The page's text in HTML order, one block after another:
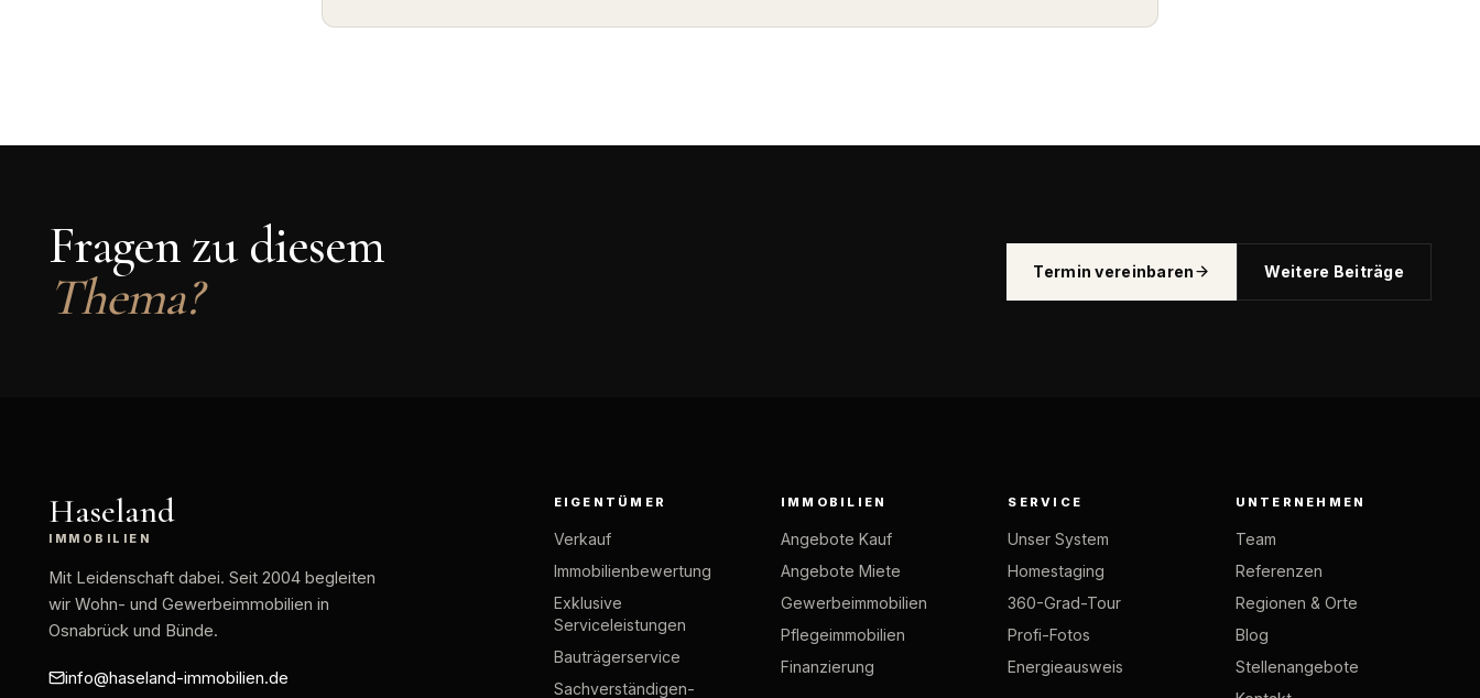
Fragen zu diesem
Thema?
Termin vereinbaren Weitere Beiträge
Haseland
IMMOBILIEN
Mit Leidenschaft dabei. Seit 2004 begleiten
wir Wohn- und Gewerbeimmobilien in
Osnabrück und Bünde.
info@haseland-immobilien.de
EIGENTÜMER
Verkauf
Immobilienbewertung
Exklusive
Serviceleistungen
Bauträgerservice
Sachverständigen-
IMMOBILIEN
Angebote Kauf
Angebote Miete
Gewerbeimmobilien
Pflegeimmobilien
Finanzierung
SERVICE
Unser System
Homestaging
360-Grad-Tour
Profi-Fotos
Energieausweis
UNTERNEHMEN
Team
Referenzen
Regionen & Orte
Blog
Stellenangebote